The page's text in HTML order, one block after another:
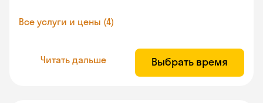
Все услуги и цены (4)
Читать дальше Выбрать время